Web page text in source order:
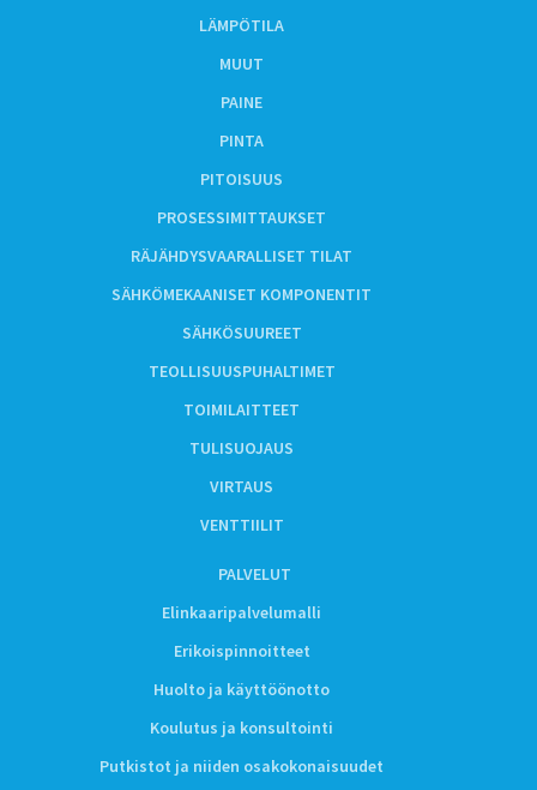
LÄMPÖTILA
MUUT
PAINE
PINTA
PITOISUUS
PROSESSIMITTAUKSET
RÄJÄHDYSVAARALLISET TILAT
SÄHKÖMEKAANISET KOMPONENTIT
SÄHKÖSUUREET
TEOLLISUUSPUHALTIMET
TOIMILAITTEET
TULISUOJAUS
VIRTAUS
VENTTIILIT
PALVELUT
Elinkaaripalvelumalli
Erikoispinnoitteet
Huolto ja käyttöönotto
Koulutus ja konsultointi
Putkistot ja niiden osakokonaisuudet